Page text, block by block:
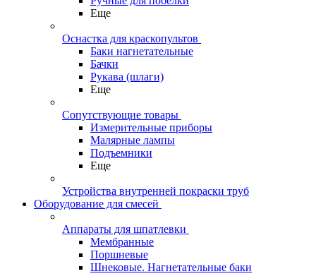
Еще
Оснастка для краскопультов
Баки нагнетательные
Бачки
Рукава (шлаги)
Еще
Сопутствующие товары
Измерительные приборы
Малярные лампы
Подъемники
Еще
Устройства внутренней покраски труб
Оборудование для смесей
Аппараты для шпатлевки
Мембранные
Поршневые
Шнековые. Нагнетательные баки